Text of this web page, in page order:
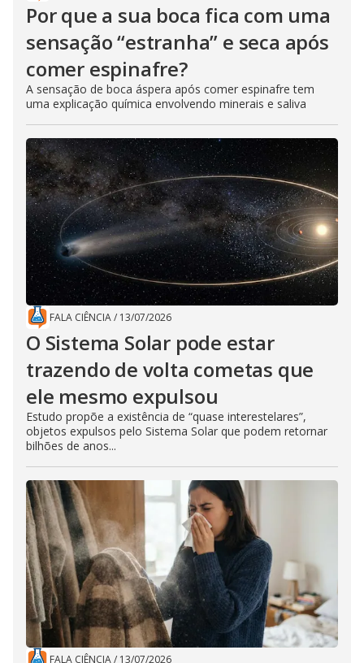
Por que a sua boca fica com uma
sensação “estranha” e seca após
comer espinafre?
A sensação de boca áspera após comer espinafre tem
uma explicação química envolvendo minerais e saliva
FALA CIÊNCIA/ 13/07/2026
O Sistema Solar pode estar
trazendo de volta cometas que
ele mesmo expulsou
Estudo propõe a existência de “quase interestelares”,
objetos expulsos pelo Sistema Solar que podem retornar
bilhões de anos...
FALA CIÊNCIA/ 13/07/2026